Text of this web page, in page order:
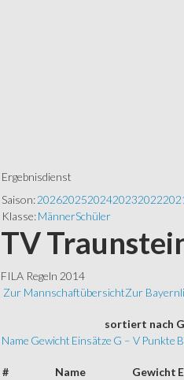
Ergebnisdienst
Saison: 20262025202420232022
Klasse: MännerSchüler
TV
FILA Regeln 2014
Zur MannschaftübersichtZur
sortiert nach
Name Gewicht Einsätze G – V Punkte
# Name Gewicht